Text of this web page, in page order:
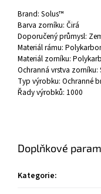
Brand: Solus™
Barva zorníku: Čirá
Doporučený průmysl:
Materiál rámu:
Materiál zorníku:
Ochranná vrstva zorníku:
Typ výrobku: Ochranné
Řady výrobků: 1000
Doplňkové
Kategorie: